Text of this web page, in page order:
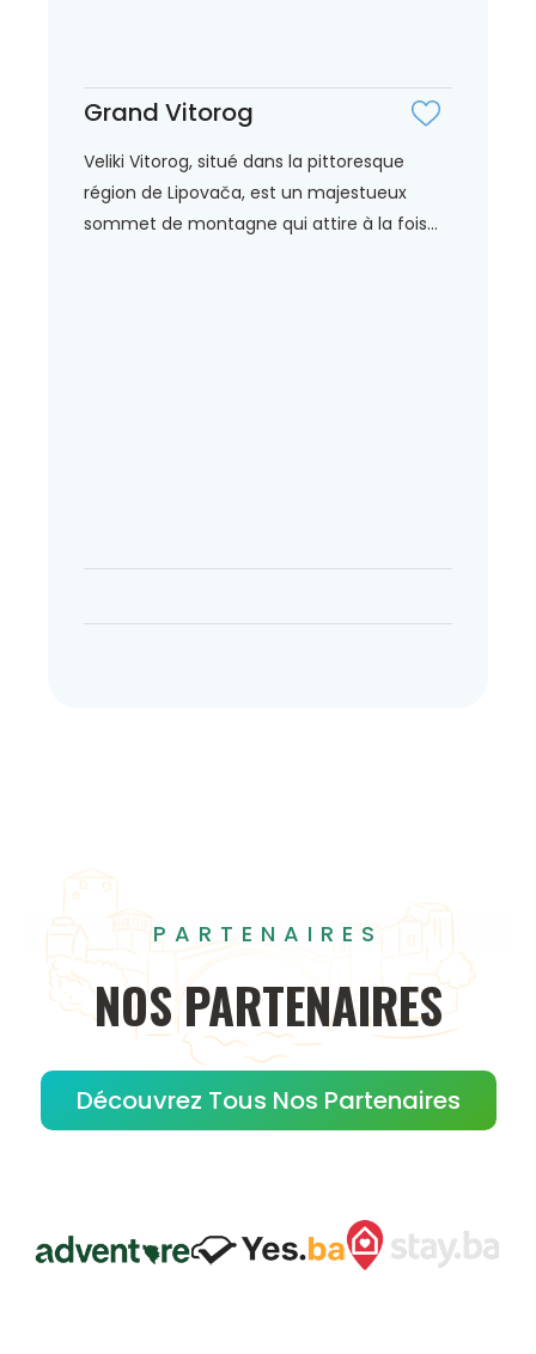
Grand Vitorog
Veliki Vitorog, situé dans la pittoresque
région de Lipovača, est un majestueux
sommet de montagne qui attire à la fois...
PARTENAIRES
NOS PARTENAIRES
Découvrez Tous Nos Partenaires